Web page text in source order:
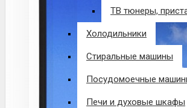
ТВ тюнеры,
Холодильники
Стиральные машины
Посудомоечные
Печи и духовые шкафы